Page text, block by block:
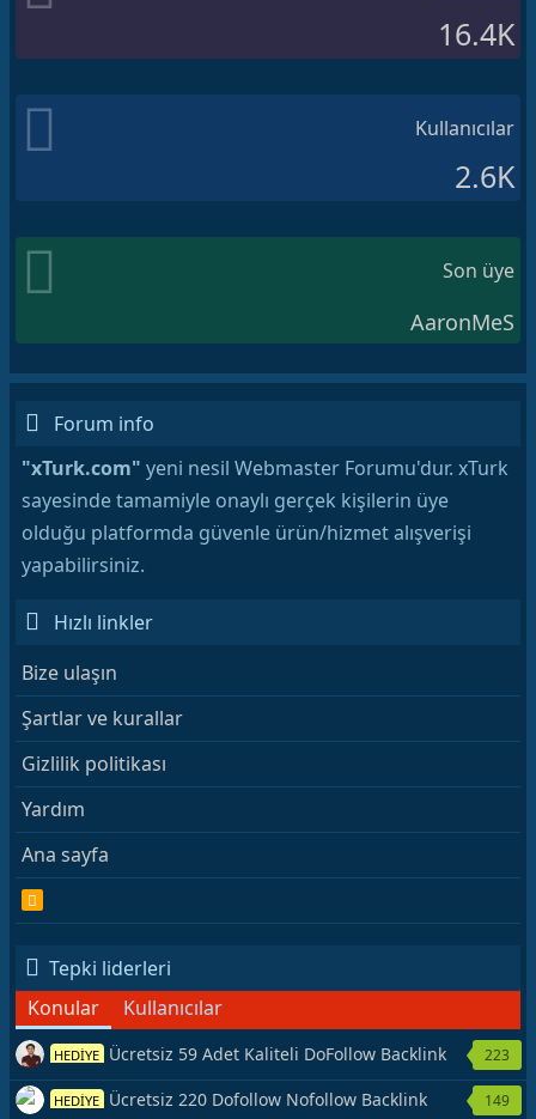
16.4K
Kullanıcılar
2.6K
Son üye
AaronMeS
Forum info
"xTurk.com" yeni nesil Webmaster Forumu'dur. xTurk
sayesinde tamamiyle onaylı gerçek kişilerin üye
olduğu platformda güvenle ürün/hizmet alışverişi
yapabilirsiniz.
Hızlı linkler
Bize ulaşın
Şartlar ve kurallar
Gizlilik politikası
Yardım
Ana sayfa
R
S
Tepki liderleri
Konular
Kullanıcılar
HEDİYE Ücretsiz 59 Adet Kaliteli DoFollow Backlink
Kaynağı Veriyorum.
223
HEDİYE Ücretsiz 220 Dofollow Nofollow Backlink
149